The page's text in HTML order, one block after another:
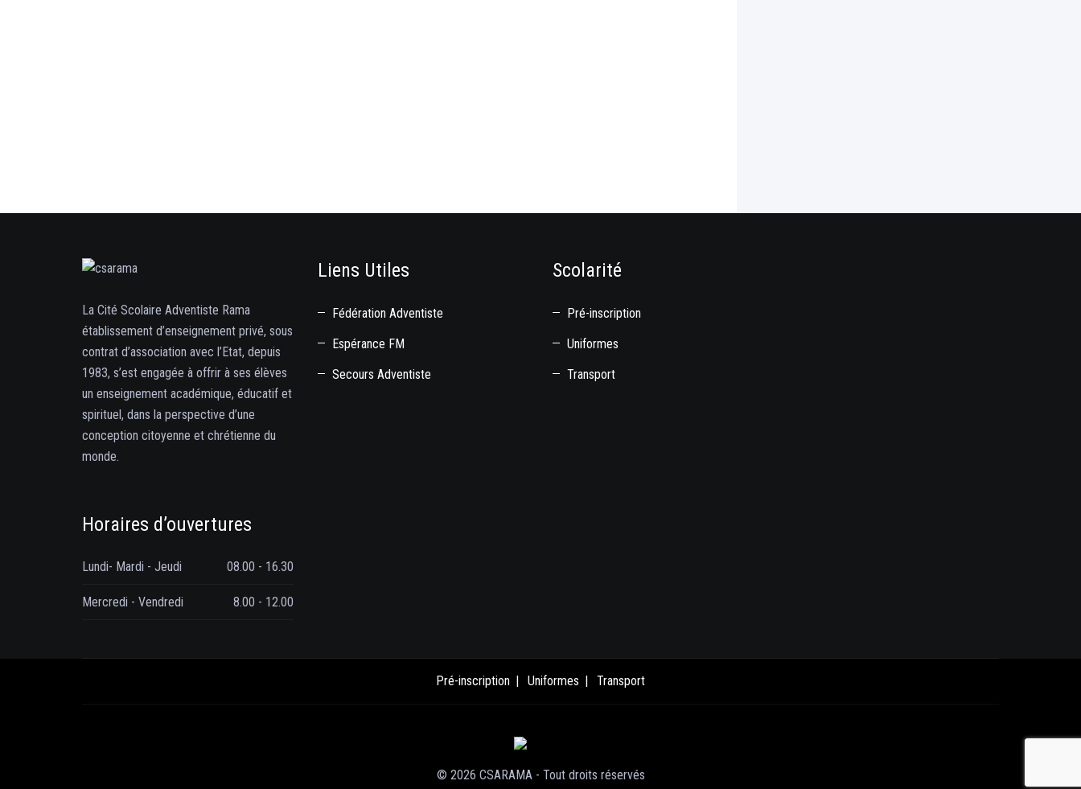
La Cité Scolaire Adventiste Rama
établissement d’enseignement privé, sous
contrat d’association avec l’Etat, depuis
1983, s’est engagée à offrir à ses élèves
un enseignement académique, éducatif et
spirituel, dans la perspective d’une
conception citoyenne et chrétienne du
monde.
Horaires d’ouvertures
Lundi- Mardi - Jeudi 08.00 - 16.30
Mercredi - Vendredi 8.00 - 12.00
Liens Utiles
Fédération Adventiste
Espérance FM
Secours Adventiste
Scolarité
Pré-inscription
Uniformes
Transport
Pré-inscription Uniformes Transport
© 2026 CSARAMA - Tout droits réservés